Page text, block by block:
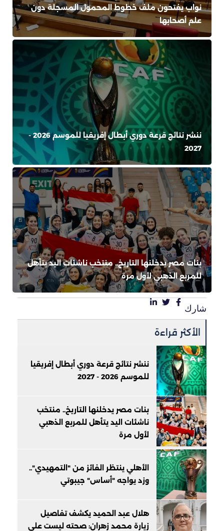
نواب يفتحون ملف خطوط المحمول المسجلة دون
علم أصحابها
ننشر نتائج قرعة دوري أبطال إفريقيا للموسم 2026 -
2027
بنات مصر يدخلنها التاريخ.. منتخب ناشئات اليد يتأهل
للمربع الذهبي لأول مرة
شارك
الأكثر قراءة
ننشر نتائج قرعة دوري أبطال إفريقيا
للموسم 2026 - 2027
بنات مصر يدخلنها التاريخ.. منتخب
ناشئات اليد يتأهل للمربع الذهبي
لأول مرة
الأهلي ينتظر الفائز من "التمهيدي"..
وزد يواجه "أساس" جيبوتي
هلال عبد الحميد يكشف تفاصيل
زيارة محمد زهران: صحته ليست على